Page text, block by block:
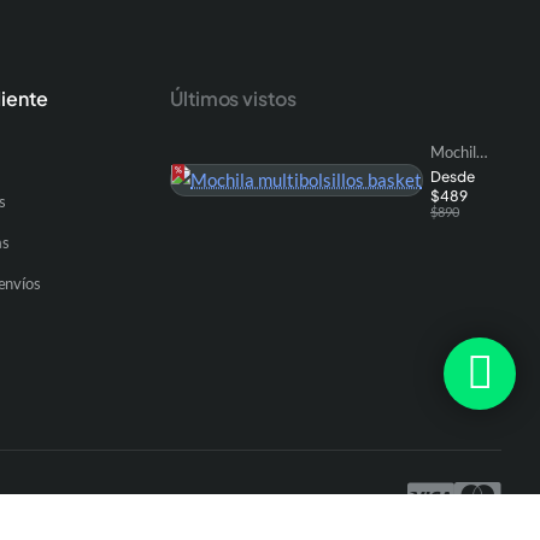
Últimos vistos
Mochila multibolsillos basket
Desde
$489
$890